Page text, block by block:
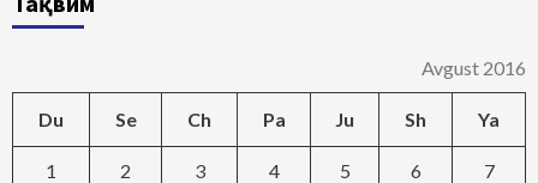
Avgust 2016
Du Se Ch Pa Ju Sh Ya
1 2 3 4 5 6 7